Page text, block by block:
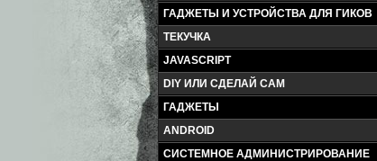
ГАДЖЕТЫ И УСТРОЙСТВА ДЛЯ ГИКОВ
ТЕКУЧКА
JAVASCRIPT
DIY ИЛИ СДЕЛАЙ САМ
ГАДЖЕТЫ
ANDROID
СИСТЕМНОЕ АДМИНИСТРИРОВАНИЕ